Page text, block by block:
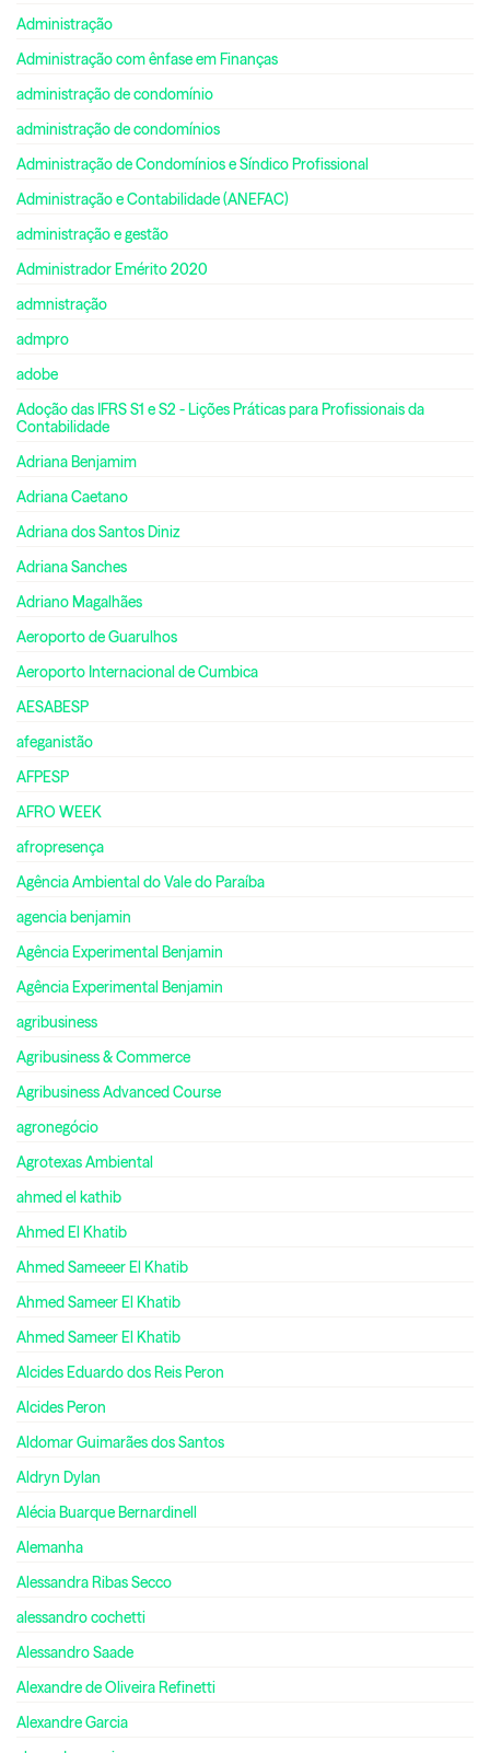
Administração
Administração com ênfase em Finanças
administração de condomínio
administração de condomínios
Administração de Condomínios e Síndico Profissional
Administração e Contabilidade (ANEFAC)
administração e gestão
Administrador Emérito 2020
admnistração
admpro
adobe
Adoção das IFRS S1 e S2 - Lições Práticas para Profissionais da
Contabilidade
Adriana Benjamim
Adriana Caetano
Adriana dos Santos Diniz
Adriana Sanches
Adriano Magalhães
Aeroporto de Guarulhos
Aeroporto Internacional de Cumbica
AESABESP
afeganistão
AFPESP
AFRO WEEK
afropresença
Agência Ambiental do Vale do Paraíba
agencia benjamin
Agência Experimental Benjamin
Agência Experimental Benjamin
agribusiness
Agribusiness & Commerce
Agribusiness Advanced Course
agronegócio
Agrotexas Ambiental
ahmed el kathib
Ahmed El Khatib
Ahmed Sameeer El Khatib
Ahmed Sameer El Khatib
Ahmed Sameer El Khatib
Alcides Eduardo dos Reis Peron
Alcides Peron
Aldomar Guimarães dos Santos
Aldryn Dylan
Alécia Buarque Bernardinell
Alemanha
Alessandra Ribas Secco
alessandro cochetti
Alessandro Saade
Alexandre de Oliveira Refinetti
Alexandre Garcia